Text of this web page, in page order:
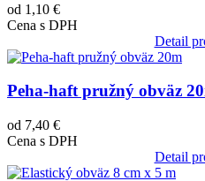
od 1,10 €
Cena s DPH
Detail
Obrázok
Peha-haft pružný obväz
od 7,40 €
Cena s DPH
Detail
Obrázok